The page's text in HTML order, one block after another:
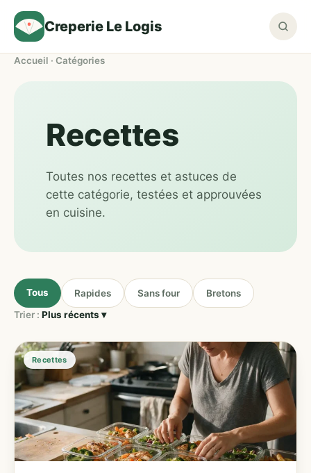
Creperie Le Logis
Accueil · Catégories
Recettes
Toutes nos recettes et astuces de
cette catégorie, testées et approuvées
en cuisine.
Tous Rapides Sans four
Bretons
Trier : Plus récents ▾
Recettes